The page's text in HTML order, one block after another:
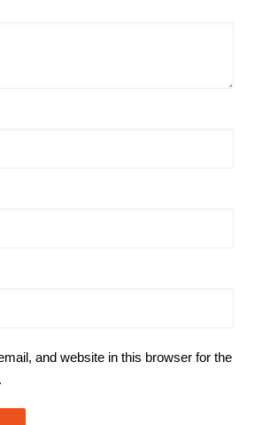
and website in this browser for the